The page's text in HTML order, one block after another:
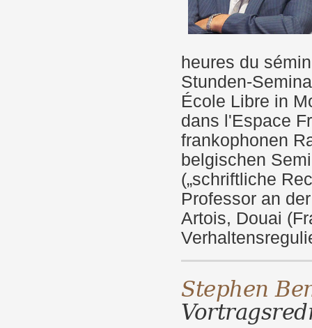
heures du
Stunden-
École Libre in
dans l'Espace
frankophonen
belgischen
(„schriftliche
Professor an
Artois, Douai
Stephen